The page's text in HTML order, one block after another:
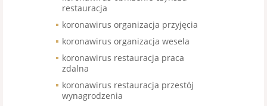
restauracja
koronawirus organizacja przyjęcia
koronawirus organizacja wesela
koronawirus restauracja praca
zdalna
koronawirus restauracja przestój
wynagrodzenia